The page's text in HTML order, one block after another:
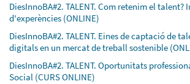
DiesInnoBA#2. TALENT. Com retenim el talent?
d'experències (ONLINE)
DiesInnoBA#2. TALENT. Eines de captació de
digitals en un mercat de treball sostenible
DiesInnoBA#2. TALENT. Oportunitats
Social (CURS ONLINE)